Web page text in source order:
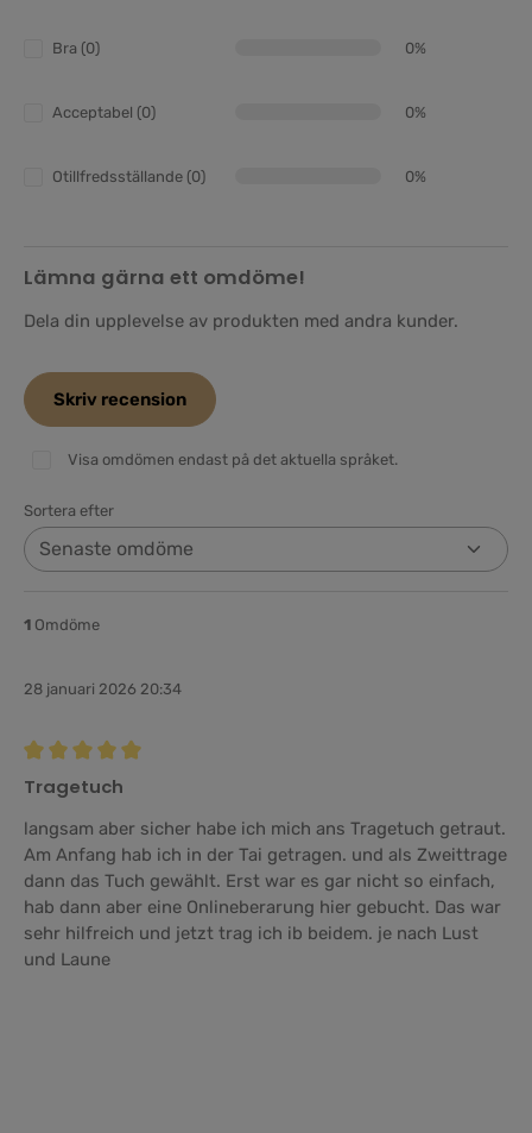
Bra (0) 0%
Acceptabel (0) 0%
Otillfredsställande (0) 0%
Lämna gärna ett omdöme!
Dela din upplevelse av produkten med andra kunder.
Skriv recension
Visa omdömen endast på det aktuella språket.
Sortera efter
1 Omdöme
28 januari 2026 20:34
Recension med betyg på 5 av 5 stjärnor
Tragetuch
langsam aber sicher habe ich mich ans Tragetuch getraut.
Am Anfang hab ich in der Tai getragen. und als Zweittrage
dann das Tuch gewählt. Erst war es gar nicht so einfach,
hab dann aber eine Onlineberarung hier gebucht. Das war
sehr hilfreich und jetzt trag ich ib beidem. je nach Lust
und Laune